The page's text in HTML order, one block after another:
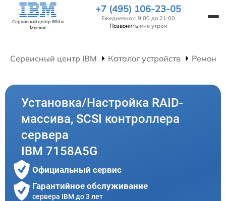
Сервисный центр IBM в
Москве
+7 (495) 106-23-05
Ежедневно с 9:00 до 21:00
Позвонить мне утром
Сервисный центр IBM Каталог устройств Ремонт
Установка/Настройка RAID-
массива, SCSI контроллера
сервера
IBM 7158A5G
Официальный сервис
Гарантийное обслуживание
сервера IBM до 3 лет